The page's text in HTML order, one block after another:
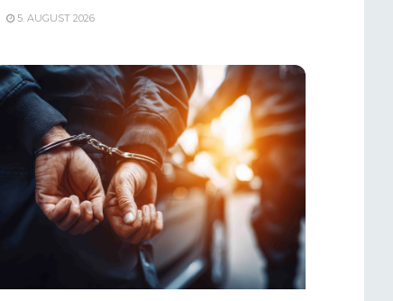
5. AUGUST 2026